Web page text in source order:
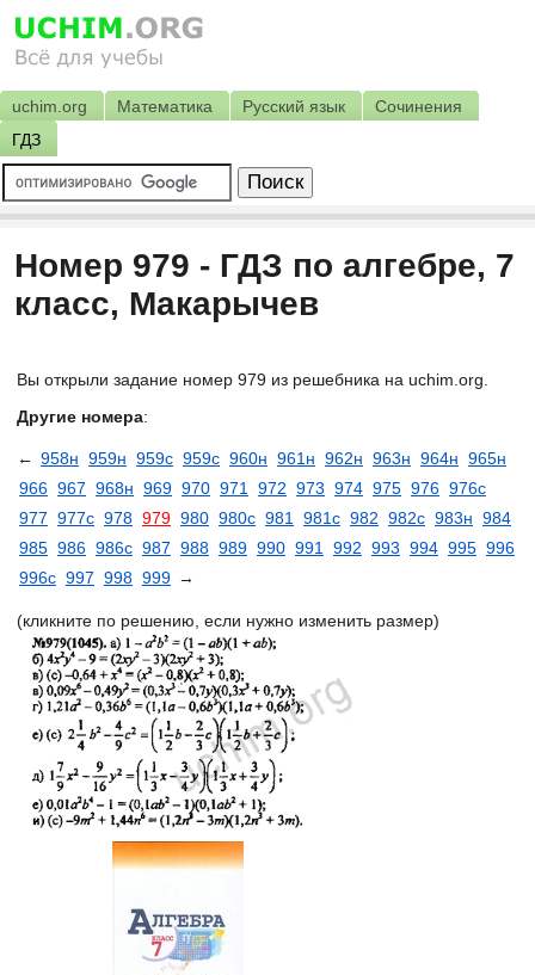
uchim.org Математика Русский язык
Сочинения
ГДЗ
Номер 979 - ГДЗ по алгебре, 7
класс, Макарычев
Вы открыли задание номер 979 из решебника на uchim.org.
Другие номера:
← 958н 959н 959с 959с 960н 961н 962н 963н 964н 965н
966 967 968н 969 970 971 972 973 974 975 976 976с
977 977с 978 979 980 980с 981 981с 982 982с 983н 984
985 986 986с 987 988 989 990 991 992 993 994 995 996
996с 997 998 999 →
(кликните по решению, если нужно изменить размер)